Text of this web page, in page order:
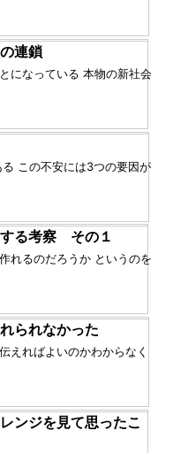
映画の劇伴が好きだった
連鎖
になっている 本物の新社会
ことをしているのかもしれ
この不安には3つの要因が
う一つが、これから取り組
る考察 その１
れるのだろうか というのを
始めに。今まで感じてきた
られなかった
えればよいのかわからなく
ったのだが、それが世の中
ンジを見て思ったこ